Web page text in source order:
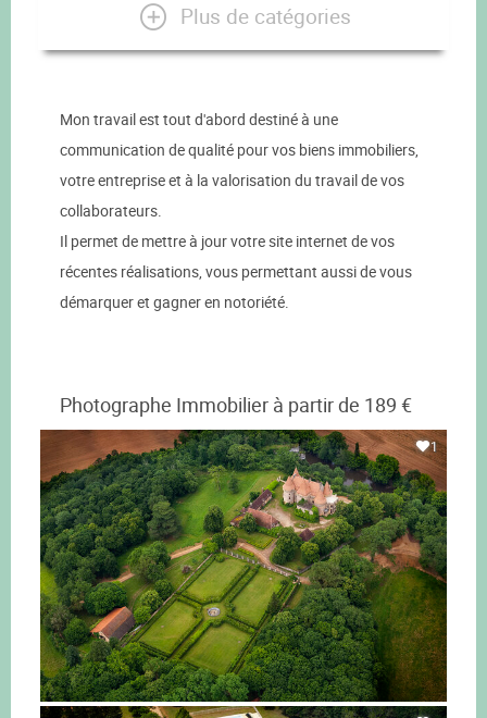
Plus de catégories
Mon travail est tout d'abord destiné à une
communication de qualité pour vos biens immobiliers,
votre entreprise et à la valorisation du travail de vos
collaborateurs.
Il permet de mettre à jour votre site internet de vos
récentes réalisations, vous permettant aussi de vous
démarquer et gagner en notoriété.
Photographe Immobilier à partir de 189 €
1